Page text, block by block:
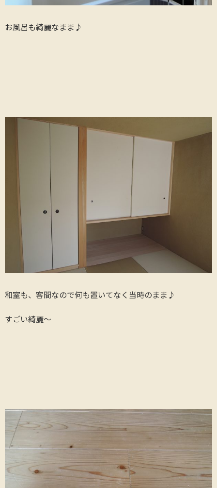
お風呂も綺麗なまま♪
和室も、客間なので何も置いてなく当時のまま♪
すごい綺麗～